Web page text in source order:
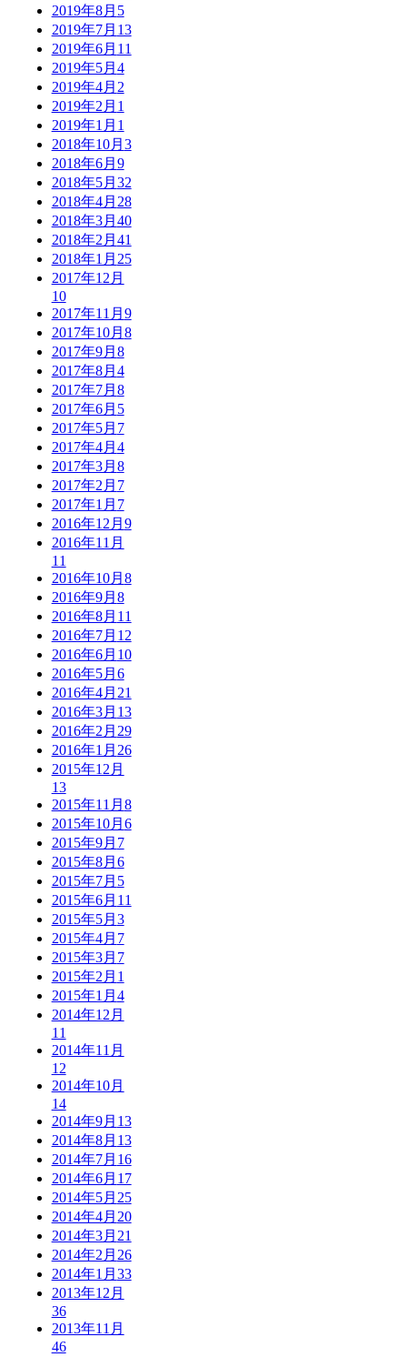
2019年8月 5
2019年7月 13
2019年6月 11
2019年5月 4
2019年4月 2
2019年2月 1
2019年1月 1
2018年10月 3
2018年6月 9
2018年5月 32
2018年4月 28
2018年3月 40
2018年2月 41
2018年1月 25
2017年12月
10
2017年11月 9
2017年10月 8
2017年9月 8
2017年8月 4
2017年7月 8
2017年6月 5
2017年5月 7
2017年4月 4
2017年3月 8
2017年2月 7
2017年1月 7
2016年12月 9
2016年11月
11
2016年10月 8
2016年9月 8
2016年8月 11
2016年7月 12
2016年6月 10
2016年5月 6
2016年4月 21
2016年3月 13
2016年2月 29
2016年1月 26
2015年12月
13
2015年11月 8
2015年10月 6
2015年9月 7
2015年8月 6
2015年7月 5
2015年6月 11
2015年5月 3
2015年4月 7
2015年3月 7
2015年2月 1
2015年1月 4
2014年12月
11
2014年11月
12
2014年10月
14
2014年9月 13
2014年8月 13
2014年7月 16
2014年6月 17
2014年5月 25
2014年4月 20
2014年3月 21
2014年2月 26
2014年1月 33
2013年12月
36
2013年11月
46